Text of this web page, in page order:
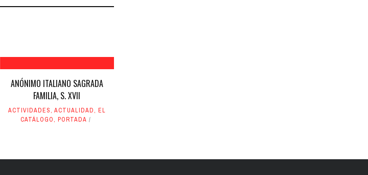
ANÓNIMO ITALIANO SAGRADA
FAMILIA, S. XVII
ACTIVIDADES, ACTUALIDAD, EL
CATÁLOGO,PORTADA